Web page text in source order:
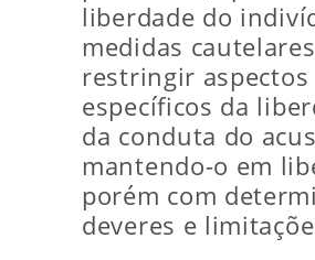
liberdade do
medidas
restringir aspectos
específicos da
da conduta do
mantendo-o em
porém com
deveres e